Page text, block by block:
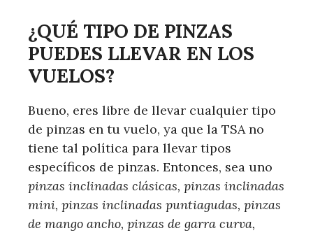
¿QUÉ TIPO DE PINZAS
PUEDES LLEVAR EN LOS
VUELOS?
Bueno, eres libre de llevar cualquier tipo
de pinzas en tu vuelo, ya que la TSA no
tiene tal política para llevar tipos
específicos de pinzas. Entonces, sea uno
pinzas inclinadas clásicas, pinzas inclinadas
mini, pinzas inclinadas puntiagudas, pinzas
de mango ancho, pinzas de garra curva,